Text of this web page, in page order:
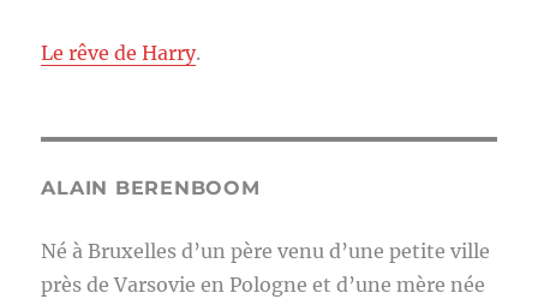
Le rêve de Harry.
ALAIN BERENBOOM
Né à Bruxelles d’un père venu d’une petite ville
près de Varsovie en Pologne et d’une mère née